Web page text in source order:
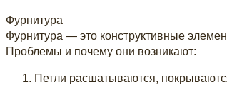
Фурнитура
Фурнитура — это конструктивные
Проблемы и почему они возникают:
Петли расшатываются,